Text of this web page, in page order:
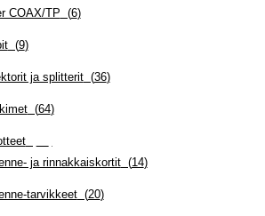
COAX/TP (6)
(9)
ja splitterit(36)
(64)
(
ja rinnakkaiskortit(14)
tarvikkeet(20)